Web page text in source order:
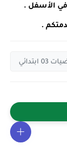
الأسفل .
.